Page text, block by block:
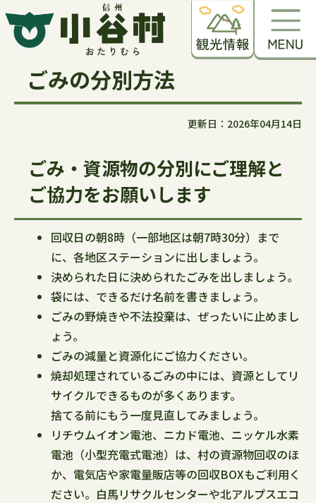
ごみの分別方法
更新日：2026年04月14日
ごみ・資源物の分別にご理解と
ご協力をお願いします
回収日の朝8時（一部地区は朝7時30分）まで
に、各地区ステーションに出しましょう。
決められた日に決められたごみを出しましょう。
袋には、できるだけ名前を書きましょう。
ごみの野焼きや不法投棄は、ぜったいに止めまし
ょう。
ごみの減量と資源化にご協力ください。
焼却処理されているごみの中には、資源としてリ
サイクルできるものが多くあります。
捨てる前にもう一度見直してみましょう。
リチウムイオン電池、ニカド電池、ニッケル水素
電池（小型充電式電池）は、村の資源物回収のほ
か、電気店や家電量販店等の回収BOXもご利用く
ださい。白馬リサクルセンターや北アルプスエコ